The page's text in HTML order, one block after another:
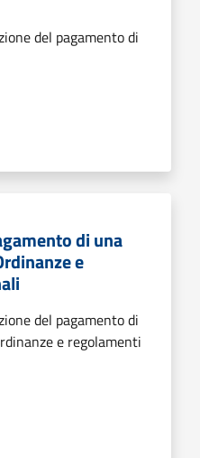
del pagamento di
di una
e
del pagamento di
e regolamenti